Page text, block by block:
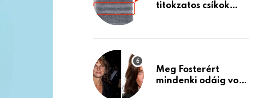
titokzatos csíkok
Meg Fosterért
mindenki odáig volt